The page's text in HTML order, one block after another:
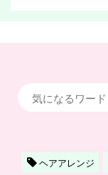
ヘアアレンジ